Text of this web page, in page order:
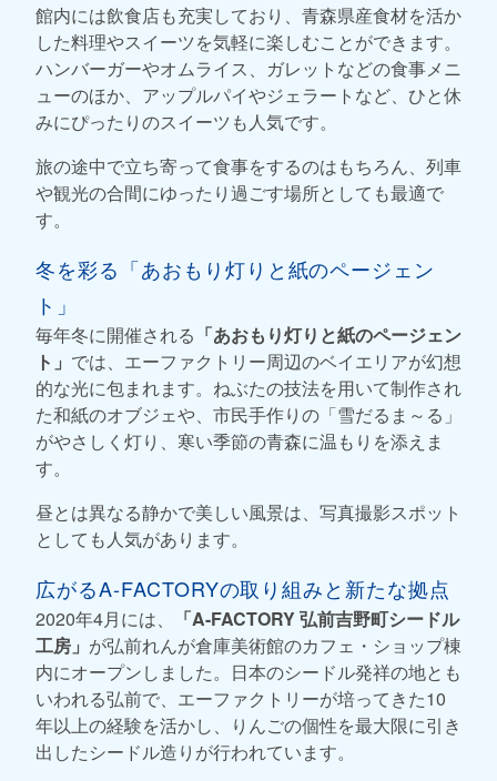
館内には飲食店も充実しており、青森県産食材を活か
した料理やスイーツを気軽に楽しむことができます。
ハンバーガーやオムライス、ガレットなどの食事メニ
ューのほか、アップルパイやジェラートなど、ひと休
みにぴったりのスイーツも人気です。
旅の途中で立ち寄って食事をするのはもちろん、列車
や観光の合間にゆったり過ごす場所としても最適で
す。
冬を彩る「あおもり灯りと紙のページェン
ト」
毎年冬に開催される 「あおもり灯りと紙のページェン
ト」 では、エーファクトリー周辺のベイエリアが幻想
的な光に包まれます。ねぶたの技法を用いて制作され
た和紙のオブジェや、市民手作りの「雪だるま～る」
がやさしく灯り、寒い季節の青森に温もりを添えま
す。
昼とは異なる静かで美しい風景は、写真撮影スポット
としても人気があります。
広がるA-FACTORYの取り組みと新たな拠点
2020年4月には、
「A-FACTORY 弘前吉野町シードル
工房」 が弘前れんが倉庫美術館のカフェ・ショップ棟
内にオープンしました。日本のシードル発祥の地とも
いわれる弘前で、エーファクトリーが培ってきた10
年以上の経験を活かし、りんごの個性を最大限に引き
出したシードル造りが行われています。